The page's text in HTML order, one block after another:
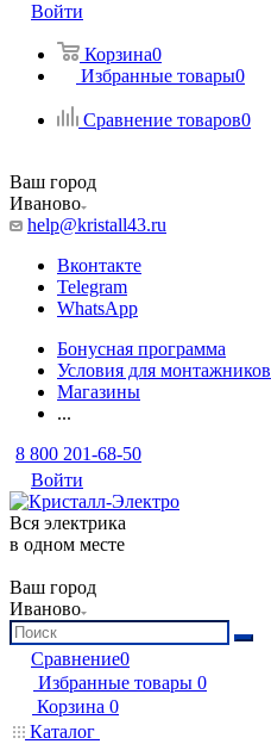
Войти
Корзина0
Избранные товары0
Сравнение товаров0
Ваш город
Иваново
help@kristall43.ru
Вконтакте
Telegram
WhatsApp
Бонусная программа
Условия для монтажников
Магазины
...
8 800 201-68-50
Войти
Вся электрика
в одном месте
Ваш город
Иваново
Сравнение0
Избранные товары 0
Корзина 0
Каталог